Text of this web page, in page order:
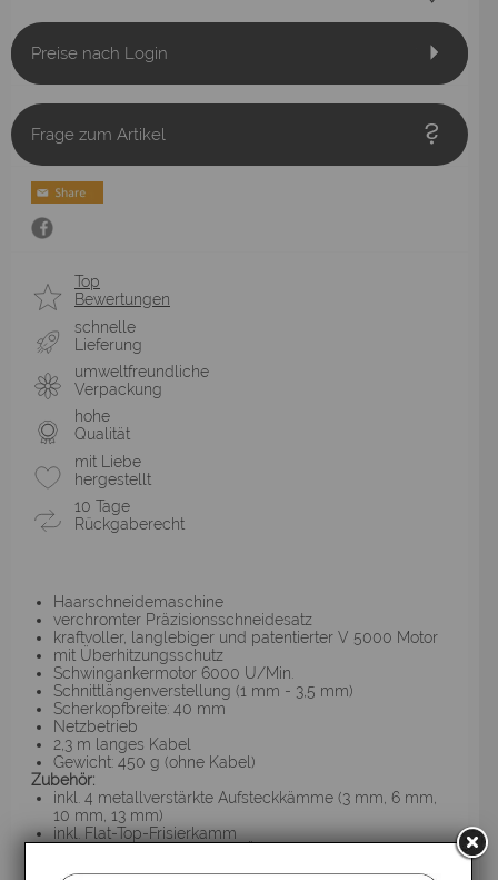
Preise nach Login
Frage zum Artikel
Top
Bewertungen
schnelle
Lieferung
umweltfreundliche
Verpackung
hohe
Qualität
mit Liebe
hergestellt
10 Tage
Rückgaberecht
Haarschneidemaschine
verchromter Präzisionsschneidesatz
kraftvoller, langlebiger und patentierter V 5000 Motor
mit Überhitzungsschutz
Schwingankermotor 6000 U/Min.
Schnittlängenverstellung (1 mm - 3,5 mm)
Scherkopfbreite: 40 mm
Netzbetrieb
2,3 m langes Kabel
Gewicht: 450 g (ohne Kabel)
Zubehör:
inkl. 4 metallverstärkte Aufsteckkämme (3 mm, 6 mm,
10 mm, 13 mm)
inkl. Flat-Top-Frisierkamm
inkl. Messerschutz